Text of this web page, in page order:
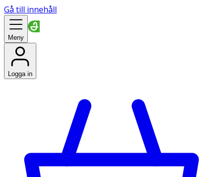
Gå till innehåll
Meny
Logga in